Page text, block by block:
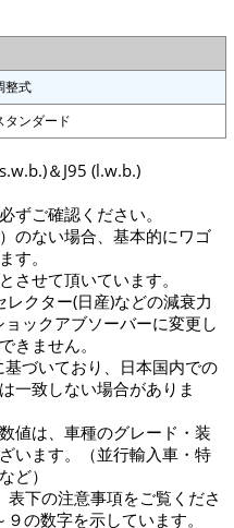
整式
タンダード
＆J95 (l.w.b.)
ずご確認ください。
のない場合、基本的にワゴ
す。
させて頂いています。
レクター(日産)などの減衰力
ックアブソーバーに変更し
きません。
基づいており、日本国内での
一致しない場合がありま
値は、車種のグレード・装
います。（並行輸入車・特
ど）
表下の注意事項をご覧くださ
の数字を示しています。